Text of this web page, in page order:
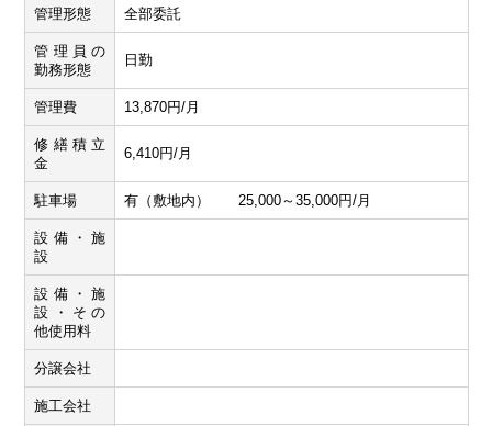
管理形態 全部委託
管理員の
勤務形態
日勤
管理費 13,870円/月
修繕積立
金
6,410円/月
駐車場 有（敷地内） 25,000～35,000円/月
設備・施
設
設備・施
設・その
他使用料
分譲会社
施工会社